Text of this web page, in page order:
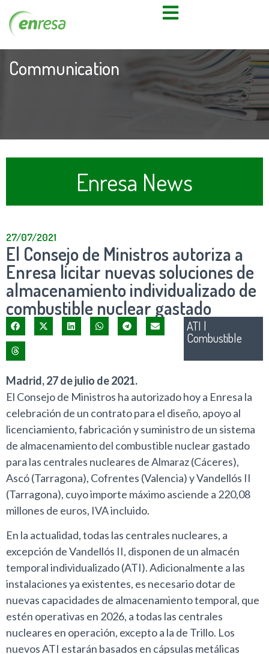
Communication
Enresa News
27/07/2021
El Consejo de Ministros autoriza a
Enresa licitar nuevas soluciones de
almacenamiento individualizado de
combustible nuclear gastado
ATI |
Combustible
Madrid, 27 de julio de 2021.
El Consejo de Ministros ha autorizado hoy a Enresa la
celebración de un contrato para el diseño, apoyo al
licenciamiento, fabricación y suministro de un sistema
de almacenamiento del combustible nuclear gastado
para las centrales nucleares de Almaraz (Cáceres),
Ascó (Tarragona), Cofrentes (Valencia) y Vandellós II
(Tarragona), cuyo importe máximo asciende a 220,08
millones de euros, IVA incluido.
En la actualidad, todas las centrales nucleares, a
excepción de Vandellós II, disponen de un almacén
temporal individualizado (ATI). Adicionalmente a las
instalaciones ya existentes, es necesario dotar de
nuevas capacidades de almacenamiento temporal, que
estén operativas en 2026, a todas las centrales
nucleares en operación, excepto a la de Trillo. Los
nuevos ATI estarán basados en cápsulas metálicas